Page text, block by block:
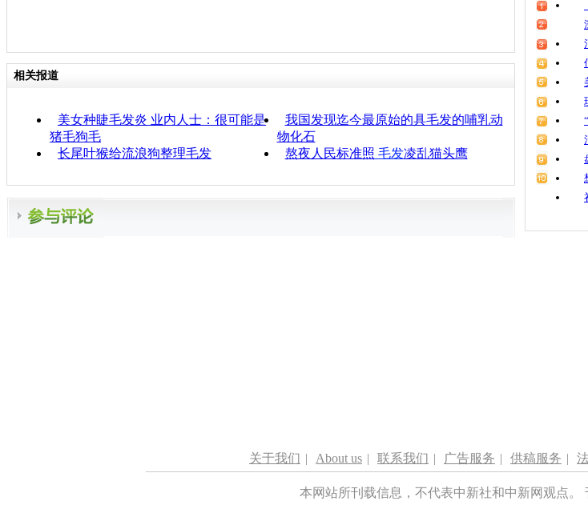
相关报道
美女种睫毛发炎 业内人士：很可能是
猪毛狗毛
我国发现迄今最原始的具毛发的哺乳动
物化石
长尾叶猴给流浪狗整理毛发
熬夜人民标准照 毛发凌乱猫头鹰
关于我们 | About us | 联系我们 | 广告服务 | 供稿服务 |
本网站所刊载信息，不代表中新社和中新网观点。